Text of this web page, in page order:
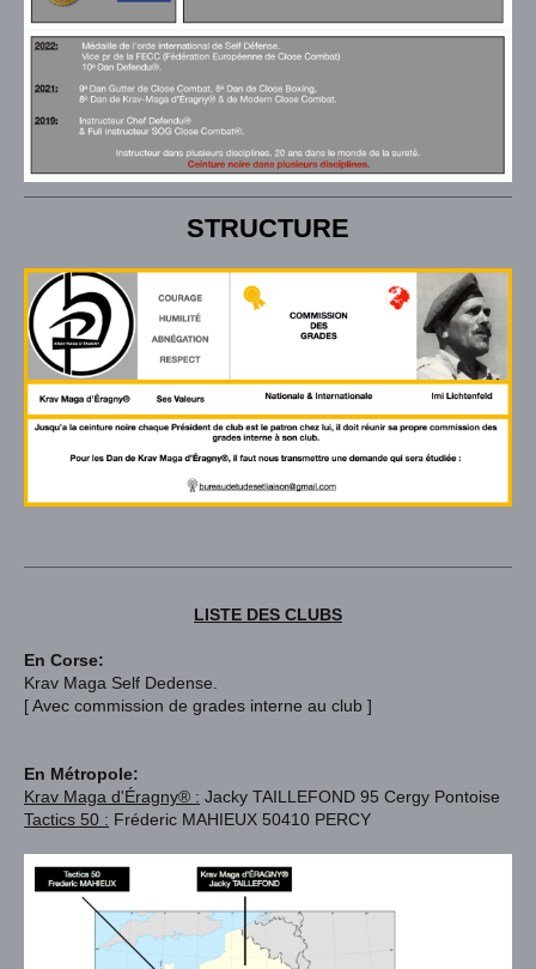
STRUCTURE
LISTE DES CLUBS
En Corse:
Krav Maga Self Dedense.
[ Avec commission de grades interne au club ]
En Métropole:
Krav Maga d'Éragny® : Jacky TAILLEFOND 95 Cergy Pontoise
Tactics 50 : Fréderic MAHIEUX 50410 PERCY